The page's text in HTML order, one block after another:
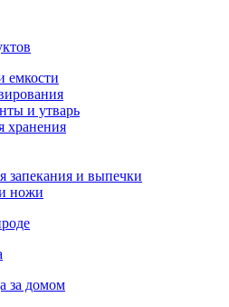
емкости
и утварь
хранения
запекания и выпечки
ножи
за домом